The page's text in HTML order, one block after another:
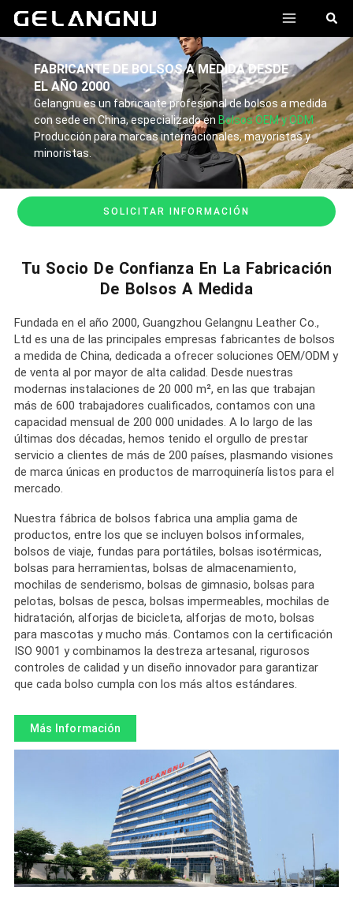
内
容
MENÚ
搜
FABRICANTE DE BOLSOS A MEDIDA DESDE
EL AÑO 2000
Gelangnu es un fabricante profesional de bolsos a medida
con sede en China, especializado en Bolsos OEM y ODM
Producción para marcas internacionales, mayoristas y
minoristas.
SOLICITAR INFORMACIÓN
Tu Socio De Confianza En La Fabricación
De Bolsos A Medida
Fundada en el año 2000, Guangzhou Gelangnu Leather Co.,
Ltd es una de las principales empresas fabricantes de bolsos
a medida de China, dedicada a ofrecer soluciones OEM/ODM y
de venta al por mayor de alta calidad. Desde nuestras
modernas instalaciones de 20 000 m², en las que trabajan
más de 600 trabajadores cualificados, contamos con una
capacidad mensual de 200 000 unidades. A lo largo de las
últimas dos décadas, hemos tenido el orgullo de prestar
servicio a clientes de más de 200 países, plasmando visiones
de marca únicas en productos de marroquinería listos para el
mercado.
Nuestra fábrica de bolsos fabrica una amplia gama de
productos, entre los que se incluyen bolsos informales,
bolsos de viaje, fundas para portátiles, bolsas isotérmicas,
bolsas para herramientas, bolsas de almacenamiento,
mochilas de senderismo, bolsas de gimnasio, bolsas para
pelotas, bolsas de pesca, bolsas impermeables, mochilas de
hidratación, alforjas de bicicleta, alforjas de moto, bolsas
para mascotas y mucho más. Contamos con la certificación
ISO 9001 y combinamos la destreza artesanal, rigurosos
controles de calidad y un diseño innovador para garantizar
que cada bolso cumpla con los más altos estándares.
Más Información